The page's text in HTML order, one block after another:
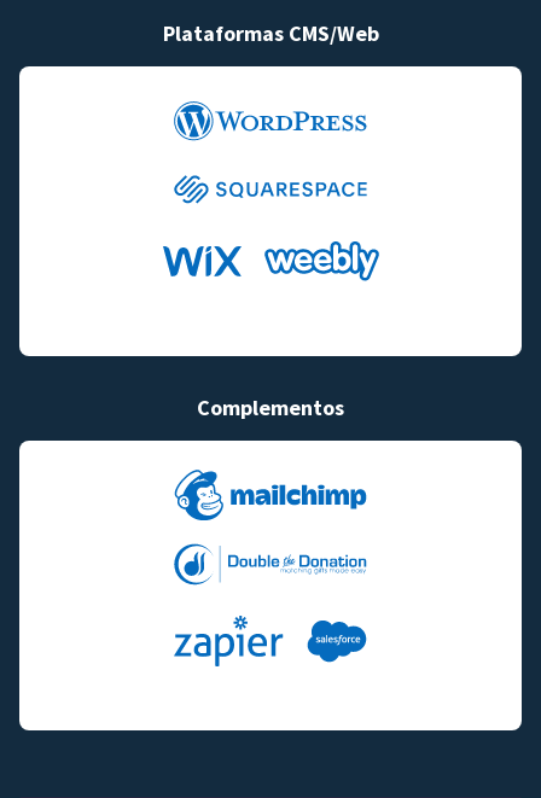
Plataformas CMS/Web
Complementos